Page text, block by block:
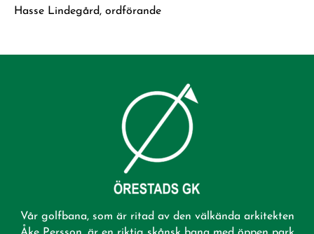
Hasse Lindegård, ordförande
Vår golfbana, som är ritad av den välkända arkitekten